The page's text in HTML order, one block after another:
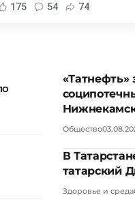
175 54 74
«Татнефть»
Общество
В
татарский
Здоровье и среда